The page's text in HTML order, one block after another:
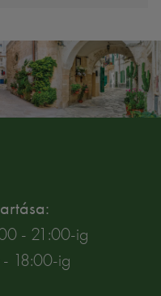
- 21:00-ig
- 18:00-ig